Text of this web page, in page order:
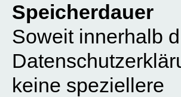
Speicherdauer
Soweit innerhalb
keine speziellere